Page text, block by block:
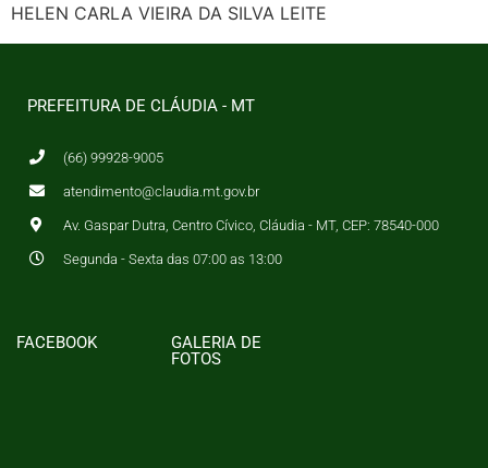
HELEN CARLA VIEIRA DA SILVA LEITE
PREFEITURA DE CLÁUDIA - MT
(66) 99928-9005
atendimento@claudia.mt.gov.br
Av. Gaspar Dutra, Centro Cívico, Cláudia - MT, CEP: 78540-000
Segunda - Sexta das 07:00 as 13:00
FACEBOOK
GALERIA DE
FOTOS